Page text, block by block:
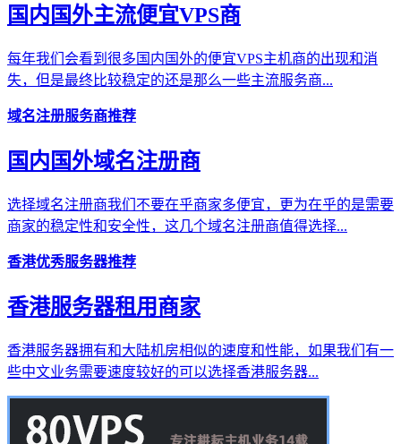
国内国外主流便宜VPS商
每年我们会看到很多国内国外的便宜VPS主机商的出现和消
失，但是最终比较稳定的还是那么一些主流服务商...
域名注册服务商推荐
国内国外域名注册商
选择域名注册商我们不要在乎商家多便宜，更为在乎的是需要
商家的稳定性和安全性，这几个域名注册商值得选择...
香港优秀服务器推荐
香港服务器租用商家
香港服务器拥有和大陆机房相似的速度和性能，如果我们有一
些中文业务需要速度较好的可以选择香港服务器...